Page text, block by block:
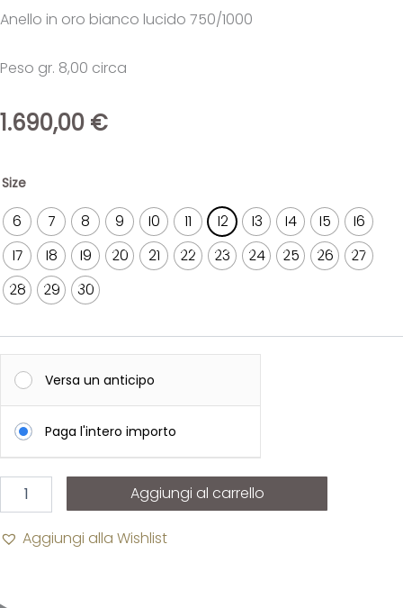
Anello in oro bianco lucido 750/1000
Peso gr. 8,00 circa
1.690,00 €
Size
6 7 8 9 10 11 12 13 14 15
16
17
18 19 20 21 22 23 24 25 26
27
28
29 30
Versa un anticipo
Paga l'intero importo
The
Emerald
Ring
Bianco
Lucido
quantità
Aggiungi al carrello
Aggiungi alla Wishlist